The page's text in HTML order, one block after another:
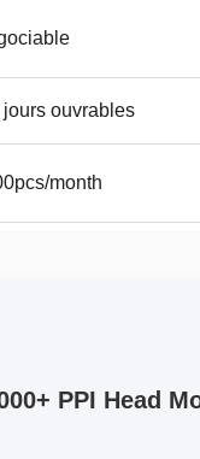
jours ouvrables
month
PPI Head